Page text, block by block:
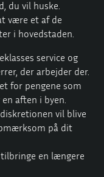
du vil huske.
være et af de
i hovedstaden.
service og
der arbejder der.
for pengene som
aften i byen.
vil blive
på dit
en længere